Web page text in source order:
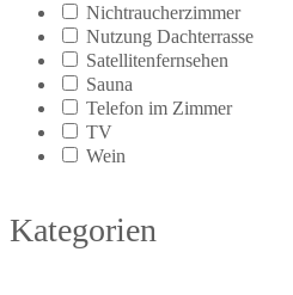
Nichtraucherzimmer
Nutzung Dachterrasse
Satellitenfernsehen
Sauna
Telefon im Zimmer
TV
Wein
Kategorien